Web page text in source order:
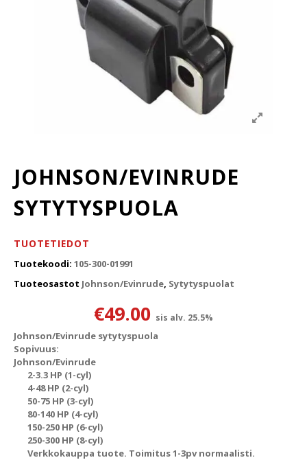
JOHNSON/EVINRUDE
SYTYTYSPUOLA
TUOTETIEDOT
Tuotekoodi: 105-300-01991
Tuoteosastot Johnson/Evinrude, Sytytyspuolat
€49.00 sis alv. 25.5%
Johnson/Evinrude sytytyspuola
Sopivuus:
Johnson/Evinrude
2-3.3 HP (1-cyl)
4-48 HP (2-cyl)
50-75 HP (3-cyl)
80-140 HP (4-cyl)
150-250 HP (6-cyl)
250-300 HP (8-cyl)
Verkkokauppa tuote. Toimitus 1-3pv normaalisti.